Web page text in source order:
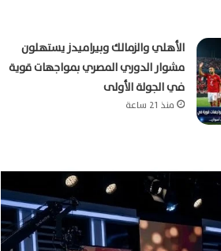
الأهلي والزمالك وبيراميدز يستهلون
مشوار الدوري المصري بمواجهات قوية
في الجولة الأولى
منذ 21 ساعة